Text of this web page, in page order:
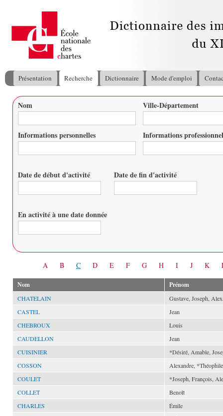
Menu principal
Présentation Recherche Dictionnaire Mode d'emploi
Vous êtes ici
Nom Ville-Département
Informations personnelles Informations
Date de début d'activité Date de fin d'activité
En activité à une date donnée
A B C D E F G H I J K
Nom Prénom
CHATELAIN
Gustave, Joseph,
CASTEL
Jean
CHEBROUX
Louis
CAUDELLON
Jean
CUISINIER
*Désiré, Amable,
COSSON
Alexandre,
COULET
*Joseph, François,
COLLET
Benoît
CHARLES
Émile